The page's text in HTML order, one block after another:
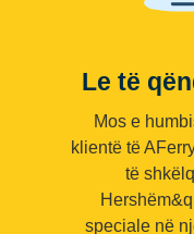
Le të
Mos e
klientë të
të
speciale në